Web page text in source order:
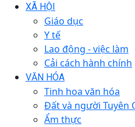
XÃ HỘI
Giáo dục
Y tế
Lao động - việc làm
Cải cách hành chính
VĂN HÓA
Tinh hoa văn hóa
Đất và người Tuyên
Ẩm thực